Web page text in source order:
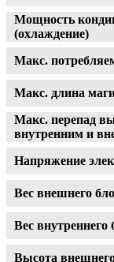
Мощность
(охлаждение)
Макс.
Макс. длина
Макс. перепад
внутренним и
Напряжение
Вес внешнего
Вес внутреннего
Высота